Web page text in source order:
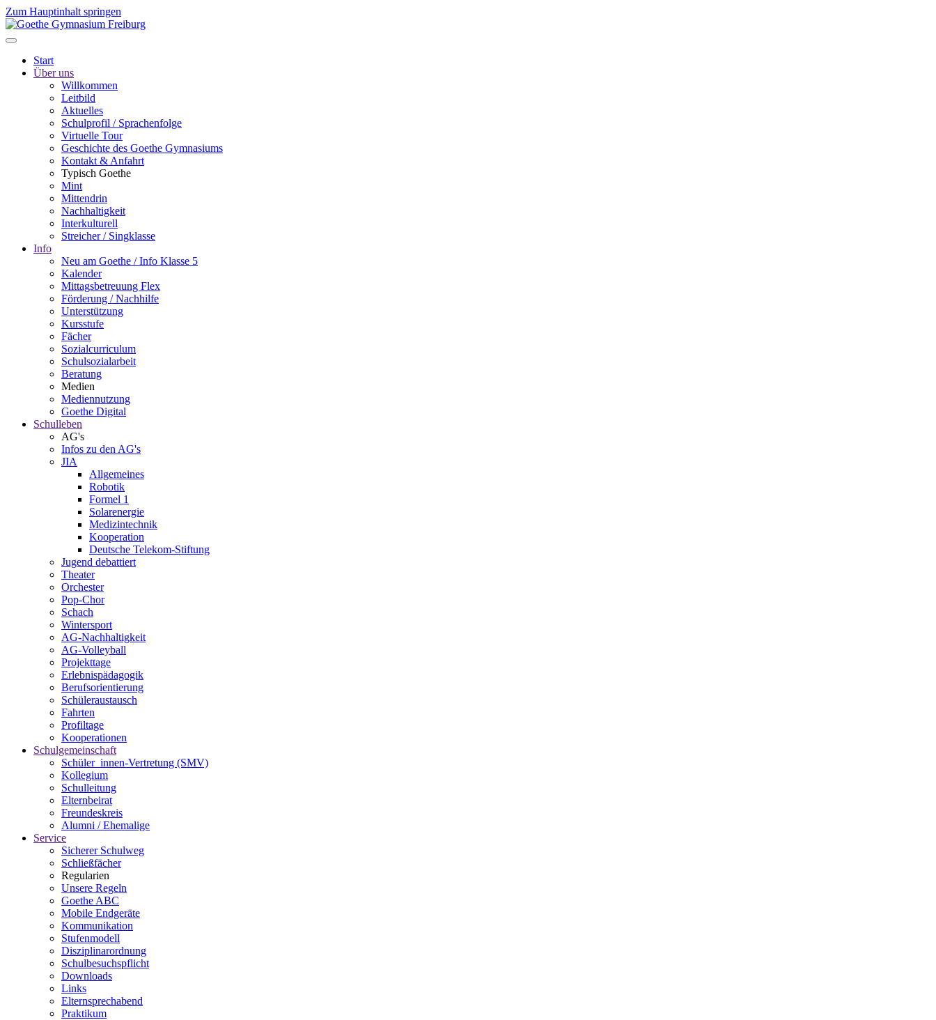
Zum Hauptinhalt springen
Start
Über uns
Willkommen
Leitbild
Aktuelles
Schulprofil / Sprachenfolge
Virtuelle Tour
Geschichte des Goethe Gymnasiums
Kontakt & Anfahrt
Typisch Goethe
Mint
Mittendrin
Nachhaltigkeit
Interkulturell
Streicher / Singklasse
Info
Neu am Goethe / Info Klasse 5
Kalender
Mittagsbetreuung Flex
Förderung / Nachhilfe
Unterstützung
Kursstufe
Fächer
Sozialcurriculum
Schulsozialarbeit
Beratung
Medien
Mediennutzung
Goethe Digital
Schulleben
AG's
Infos zu den AG's
JIA
Allgemeines
Robotik
Formel 1
Solarenergie
Medizintechnik
Kooperation
Deutsche Telekom-Stiftung
Jugend debattiert
Theater
Orchester
Pop-Chor
Schach
Wintersport
AG-Nachhaltigkeit
AG-Volleyball
Projekttage
Erlebnispädagogik
Berufsorientierung
Schüleraustausch
Fahrten
Profiltage
Kooperationen
Schulgemeinschaft
Schüler_innen-Vertretung (SMV)
Kollegium
Schulleitung
Elternbeirat
Freundeskreis
Alumni / Ehemalige
Service
Sicherer Schulweg
Schließfächer
Regularien
Unsere Regeln
Goethe ABC
Mobile Endgeräte
Kommunikation
Stufenmodell
Disziplinarordnung
Schulbesuchspflicht
Downloads
Links
Elternsprechabend
Praktikum